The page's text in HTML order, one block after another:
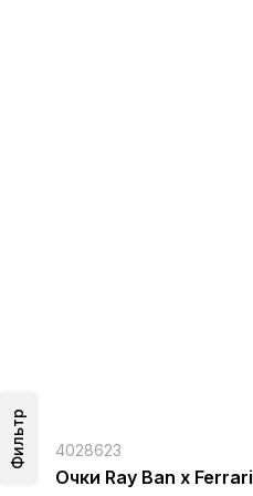
Фильтр 4028623
Очки Ray Ban х Ferrari